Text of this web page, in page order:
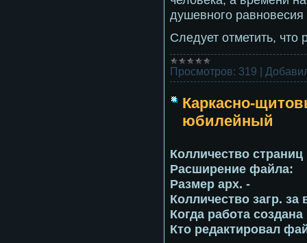
душевного
Следует отметить, что
Просмотров: 319 |
Каркасно-
юбилейный
Колличество
Расширение файла:
Размер арх. -
Колличество загр.
Когда работа создана
Кто редактировал